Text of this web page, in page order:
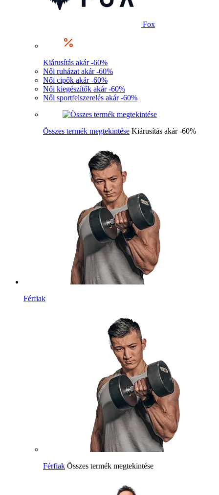
Fox
Kiárusítás akár -60%
Női ruházat akár -60%
Női cipők akár -60%
Női kiegészítők akár -60%
Női sportfelszerelés akár -60%
Összes termék megtekintése Kiárusítás akár -60%
Férfiak
Férfiak Összes termék megtekintése